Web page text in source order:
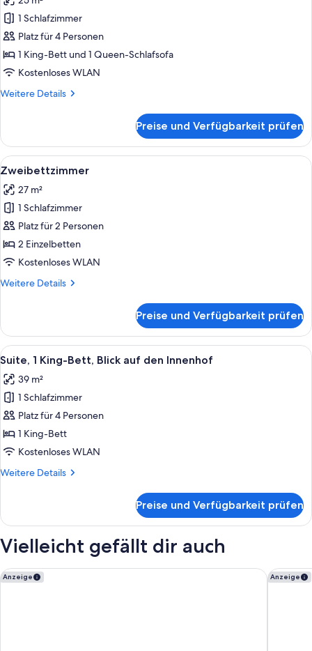
für
Deluxe-
Studio
anzeigen
1 Schlafzimmer
Platz für 4 Personen
1 King-Bett und 1 Queen-Schlafsofa
Kostenloses WLAN
Weitere Details
Weitere
Studio
Preise und Verfügbarkeit prüfen
Alle
Fotos
für
Zweibettzimmer
anzeigen
Ein Hotelzimmer mit Bett,
6
Zweibettzimmer
27 m²
1 Schlafzimmer
Platz für 2 Personen
2 Einzelbetten
Kostenloses WLAN
Weitere Details
Weitere
Preise und Verfügbarkeit prüfen
Alle
Fotos
für
Suite,
1 King-
Bett,
Blick
den
Ein Hotelzimmer mit Bett,
5
Suite, 1 King-Bett, Blick auf den Innenhof
39 m²
1 Schlafzimmer
Platz für 4 Personen
1 King-Bett
Kostenloses WLAN
Weitere Details
Weitere
1 King-
Blick
den
Innenhof
Preise und Verfügbarkeit prüfen
Vielleicht gefällt dir auch
Anzeige
Ruby Marie Hotel Vienna by IHG Anzeige